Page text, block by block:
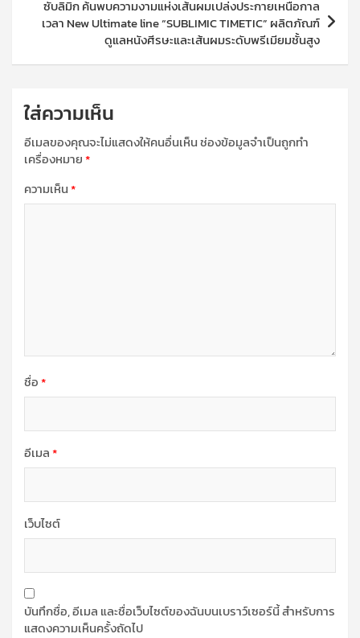
ซับลิมิก ค้นพบความงามแห่งเส้นผมเปล่งประกายเหนือกาล
เวลา New Ultimate line “SUBLIMIC TIMETIC” ผลิตภัณฑ์
ดูแลหนังศีรษะและเส้นผมระดับพรีเมียมชั้นสูง
ใส่ความเห็น
อีเมลของคุณจะไม่แสดงให้คนอื่นเห็นช่องข้อมูลจำเป็นถูกทำ
เครื่องหมาย*
ความเห็น*
ชื่อ*
อีเมล*
เว็บไซต์
บันทึกชื่อ, อีเมล และชื่อเว็บไซต์ของฉันบนเบราว์เซอร์นี้ สำหรับการ
แสดงความเห็นครั้งถัดไป